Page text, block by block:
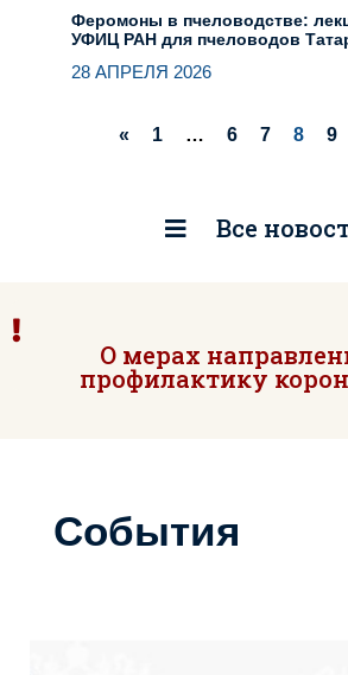
Феромоны в пчеловодстве:
УФИЦ РАН для пчеловодов
28 АПРЕЛЯ 2026
« 1 … 6 7 8 9
Все
О мерах
профилактику
События